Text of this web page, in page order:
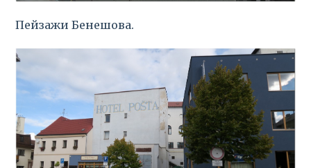
Пейзажи Бенешова.